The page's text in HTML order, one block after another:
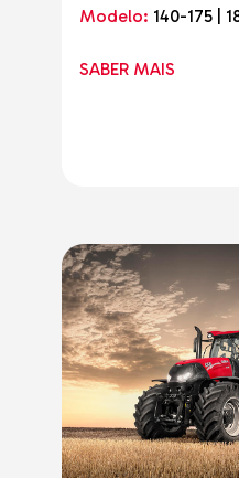
Modelo: 140-175 |
SABER MAIS